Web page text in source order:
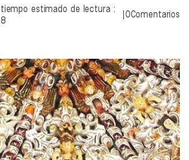
tiempo estimado de lectura :
8
0Comentarios